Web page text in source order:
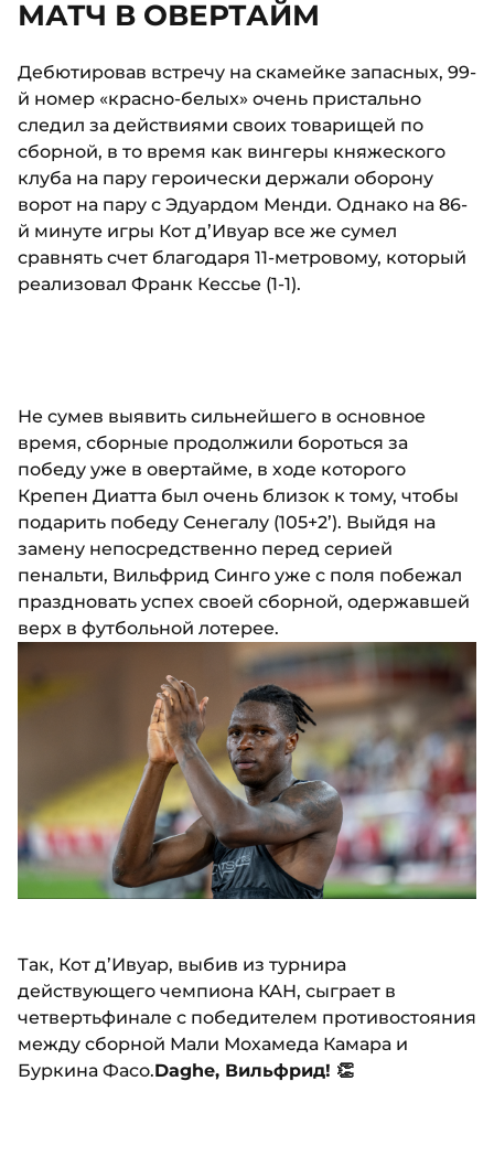
МАТЧ В ОВЕРТАЙМ
Дебютировав встречу на скамейке запасных, 99-
й номер «красно-белых» очень пристально
следил за действиями своих товарищей по
сборной, в то время как вингеры княжеского
клуба на пару героически держали оборону
ворот на пару с Эдуардом Менди. Однако на 86-
й минуте игры Кот д’Ивуар все же сумел
сравнять счет благодаря 11-метровому, который
реализовал Франк Кессье (1-1).
Не сумев выявить сильнейшего в основное
время, сборные продолжили бороться за
победу уже в овертайме, в ходе которого
Крепен Диатта был очень близок к тому, чтобы
подарить победу Сенегалу (105+2’). Выйдя на
замену непосредственно перед серией
пенальти, Вильфрид Синго уже с поля побежал
праздновать успех своей сборной, одержавшей
верх в футбольной лотерее.
Так, Кот д’Ивуар, выбив из турнира
действующего чемпиона КАН, сыграет в
четвертьфинале с победителем противостояния
между сборной Мали Мохамеда Камара и
Буркина Фасо.Daghe, Вильфрид! 👏